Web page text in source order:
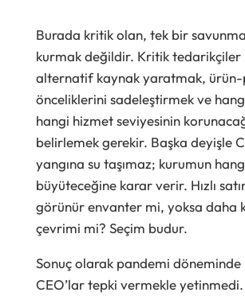
Burada kritik olan, tek bir
kurmak değildir. Kritik tedarikçiler
alternatif kaynak yaratmak,
önceliklerini sadeleştirmek ve
hangi hizmet seviyesinin
belirlemek gerekir. Başka deyişle
yangına su taşımaz; kurumun
büyüteceğine karar verir. Hızlı
görünür envanter mi, yoksa daha
çevrimi mi? Seçim budur.
Sonuç olarak pandemi döneminde
CEO’lar tepki vermekle yetinmedi.